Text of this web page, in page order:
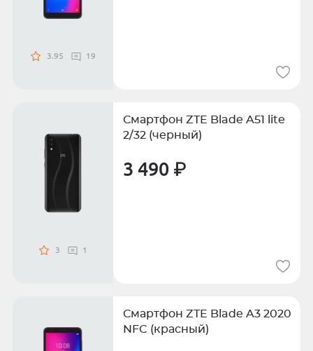
3.95 19
3 1
Смартфон ZTE Blade A51 lite
2/32 (черный)
3 490 ₽
Смартфон ZTE Blade A3 2020
NFC (красный)